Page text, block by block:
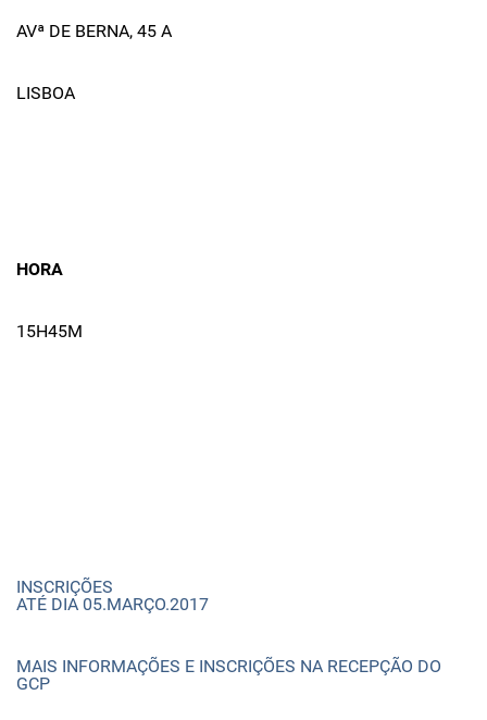
AVª DE BERNA, 45 A
LISBOA
HORA
15H45M
INSCRIÇÕES
ATÉ DIA 05.MARÇO.2017
MAIS INFORMAÇÕES E INSCRIÇÕES NA RECEPÇÃO DO
GCP